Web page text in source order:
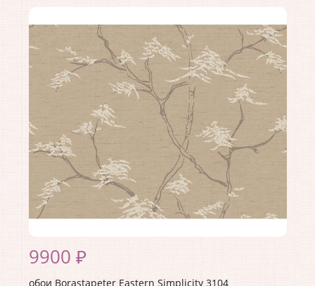
Коллекция:
Eastern Simplicity
Длина рулона:10.05
Ширина рулона:0.53
Материал покрытия:Без покрытия
Страна:Швеция
Материал основы:Флизелин
9900 ₽
обои Borastapeter Eastern Simplicity 3104